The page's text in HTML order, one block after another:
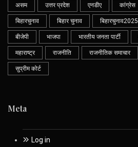
असम उत्तर प्रदेश एनडीए कांग्रेस
बिहारचुनाव बिहार चुनाव बिहारचुनाव2025
बीजेपी भाजपा भारतीय जनता पार्टी
महाराष्ट्र राजनीति राजनीतिक समाचार
सुप्रीम कोर्ट
Meta
Log in